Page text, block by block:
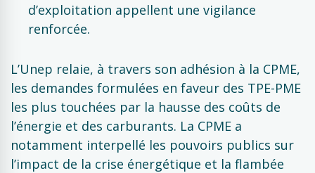
d’exploitation appellent une vigilance
renforcée.
L’Unep relaie, à travers son adhésion à la CPME,
les demandes formulées en faveur des TPE-PME
les plus touchées par la hausse des coûts de
l’énergie et des carburants. La CPME a
notamment interpellé les pouvoirs publics sur
l’impact de la crise énergétique et la flambée